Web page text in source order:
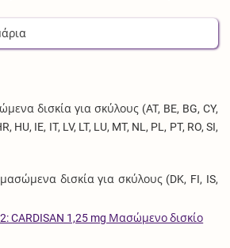
δισκία για σκύλους (AT, BE, BG, CY,
HU, IE, IT, LV, LT, LU, MT, NL, PL, PT, RO, SI,
δισκία για σκύλους (DK, FI, IS,
CARDISAN 1,25 mg Μασώμενο δισκίο